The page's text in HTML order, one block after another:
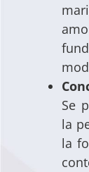
Se
la
la